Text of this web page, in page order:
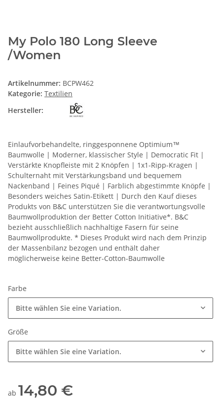
My Polo 180 Long Sleeve
/Women
Artikelnummer: BCPW462
Kategorie: Textilien
Hersteller:
Einlaufvorbehandelte, ringgesponnene Optimium™
Baumwolle | Moderner, klassischer Style | Democratic Fit |
Verstärkte Knopfleiste mit 2 Knöpfen | 1x1-Ripp-Kragen |
Schulternaht mit Verstärkungsband und bequemem
Nackenband | Feines Piqué | Farblich abgestimmte Knöpfe |
Besonders weiches Satin-Etikett | Durch den Kauf dieses
Produkts von B&C unterstützen Sie die verantwortungsvolle
Baumwollproduktion der Better Cotton Initiative*. B&C
bezieht ausschließlich nachhaltige Fasern für seine
Baumwollprodukte. * Dieses Produkt wird nach dem Prinzip
der Massenbilanz bezogen und enthält daher
möglicherweise keine Better-Cotton-Baumwolle
Farbe
Bitte wählen Sie eine Variation.
Größe
Bitte wählen Sie eine Variation.
ab 14,80 €